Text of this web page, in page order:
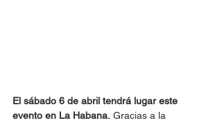
El sábado 6 de abril tendrá lugar este
evento en La Habana. Gracias a la